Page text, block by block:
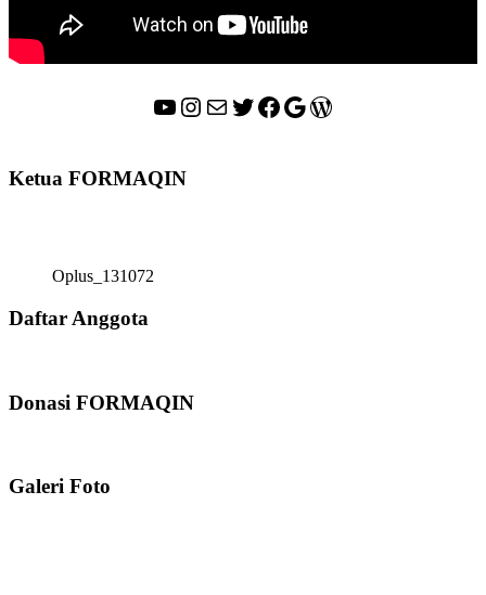
YouTube Instagram Mail Twitter Facebook Google WordPress
Ketua FORMAQIN
Oplus_131072
Daftar Anggota
Donasi FORMAQIN
Galeri Foto